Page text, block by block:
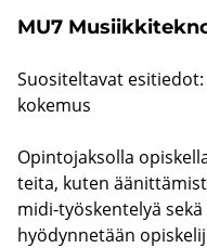
MU7
Suo­si­tel­ta­vat
ko­ke­mus
Opin­to­jak­sol­la
tei­ta, kuten
midi-​työskentelyä
hyö­dyn­ne­tään